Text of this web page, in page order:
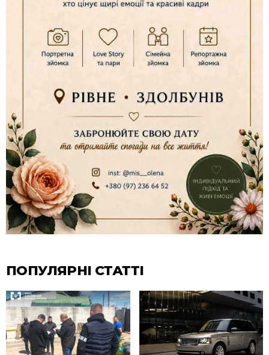
ПОПУЛЯРНІ СТАТТІ